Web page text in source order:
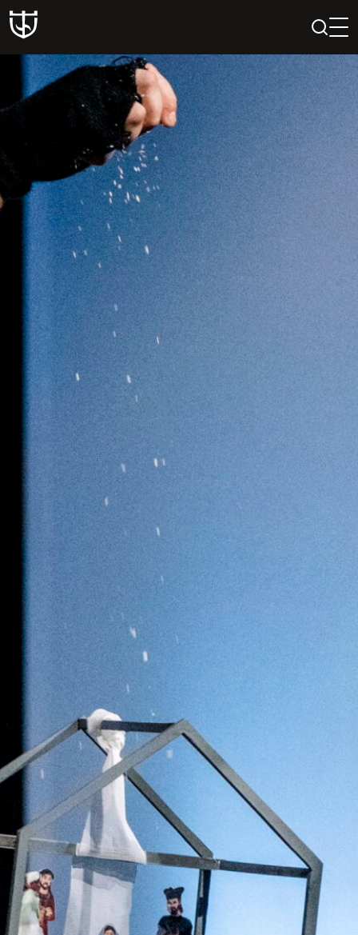
PAIEŠKA
PROFILIS
KREPŠELIS
Teatras
ISTORIJA
KŪRĖJAI
REPERTUARAS
FESTIVALIS „THEATRIUM”
EDUKACIJA IR PARODOS
KULTŪROS PASAS
VIRTUALUS TURAS
Žiūrovams
DOVANŲ KUPONAS
BILIETAI IR NUOLAIDOS
INFORMACIJA ASMENIMS SU NEGALIA
KAVINĖ „DRAMA-CHA-CHA”
ATRIBUTIKA
NAUJIENOS
VAIKŲ TEATRO STUDIJA
Kontaktai
KONTAKTAI
PARTNERIAI
TEATRO KASA
KARJERA IR SAVANORYSTĖ
PRISIJUNGTI - =